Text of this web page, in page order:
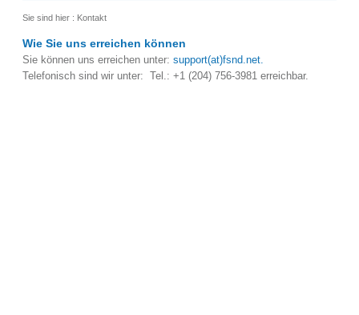
Sie sind hier : Kontakt
Wie Sie uns erreichen können
Sie können uns erreichen unter: support(at)fsnd.net.
Telefonisch sind wir unter: Tel.: +1 (204) 756-3981 erreichbar.